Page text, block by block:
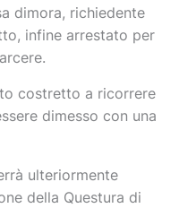
dimora, richiedente
infine arrestato per
costretto a ricorrere
dimesso con una
ulteriormente
della Questura di